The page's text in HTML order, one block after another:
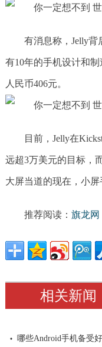
有消息称，Jelly背
有10年的手机设计和
人民币406元。
目前，Jelly在
远超3万美元的目标，
大屏当道的现在，小屏
推荐阅读： 旗龙网
相关新闻
哪些Android手机备受